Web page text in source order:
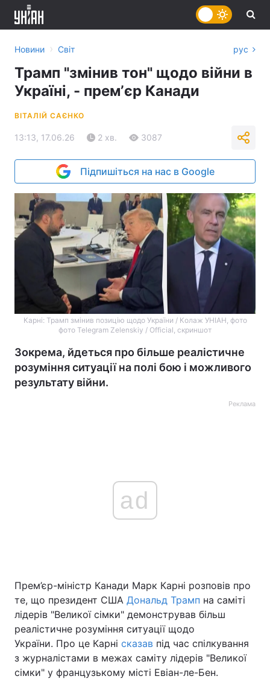
Головна Війна
Україна Політика
Економіка Світ
Спорт Наука
Новини › Світ рус
Трамп "змінив тон" щодо війни в
Україні, - премʼєр Канади
ВІТАЛІЙ САЄНКО
13:13, 17.06.26 2 хв. 3087
Підпишіться на нас в Google
Карні: Трамп змінив позицію щодо України / Колаж УНІАН, фото
фото Telegram Zelenskiy / Official, скриншот
Зокрема, йдеться про більше реалістичне
розуміння ситуації на полі бою і можливого
результату війни.
Реклама
ad
Прем’єр-міністр Канади Марк Карні розповів про
те, що президент США Дональд Трамп на саміті
лідерів "Великої сімки" демонстрував більш
реалістичне розуміння ситуації щодо
України. Про це Карні сказав під час спілкування
з журналістами в межах саміту лідерів "Великої
сімки" у французькому місті Евіан-ле-Бен.